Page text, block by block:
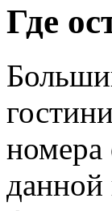
Где
номера
данной